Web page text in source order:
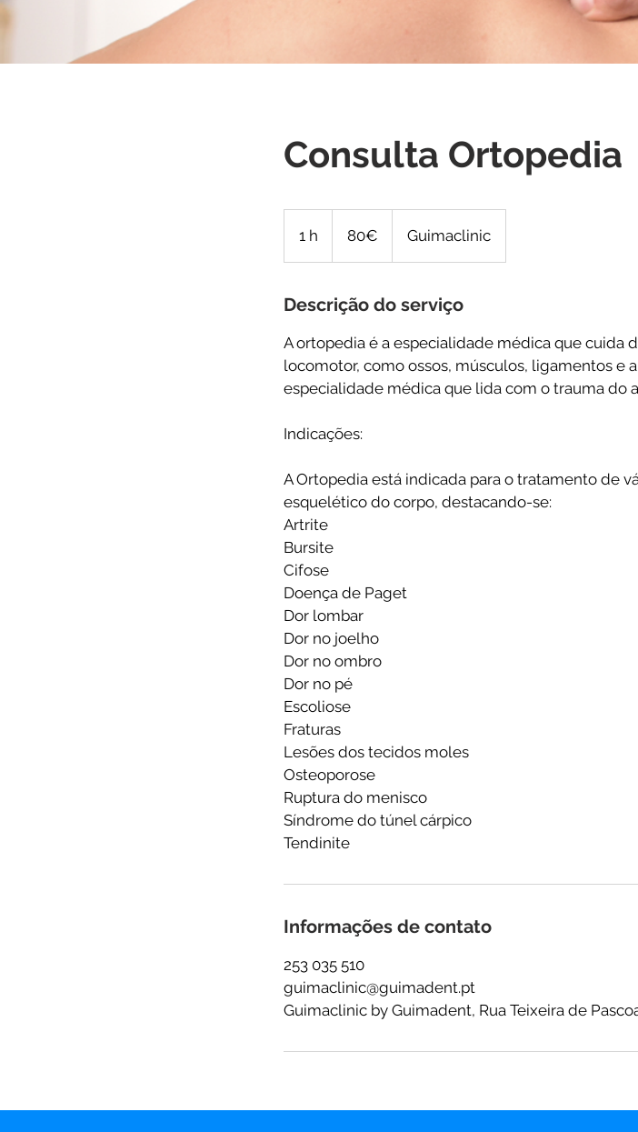
Consulta Ortopedia
1 h 80€ Guimaclinic
Descrição do serviço
A ortopedia é a especialidade médica que cuida
locomotor, como ossos, músculos, ligamentos e
especialidade médica que lida com o trauma do
Indicações:
A Ortopedia está indicada para o tratamento de
esquelético do corpo, destacando-se:
Artrite
Bursite
Cifose
Doença de Paget
Dor lombar
Dor no joelho
Dor no ombro
Dor no pé
Escoliose
Fraturas
Lesões dos tecidos moles
Osteoporose
Ruptura do menisco
Síndrome do túnel cárpico
Tendinite
Informações de contato
253 035 510
guimaclinic@guimadent.pt
Guimaclinic by Guimadent, Rua Teixeira de